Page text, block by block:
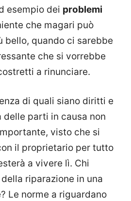
esempio dei problemi
che magari può
bello, quando ci sarebbe
che si vorrebbe
a rinunciare.
di quali siano diritti e
delle parti in causa non
visto che si
il proprietario per tutto
a vivere lì. Chi
riparazione in una
Le norme a riguardano